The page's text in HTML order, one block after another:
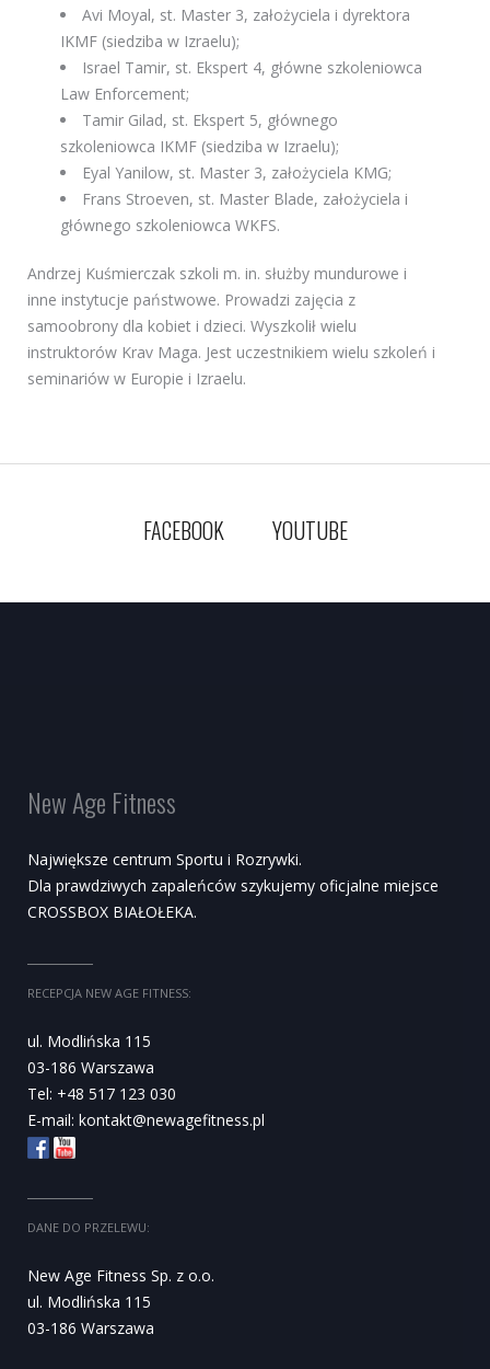
Avi Moyal, st. Master 3, założyciela i dyrektora
IKMF (siedziba w Izraelu);
Israel Tamir, st. Ekspert 4, główne szkoleniowca
Law Enforcement;
Tamir Gilad, st. Ekspert 5, głównego
szkoleniowca IKMF (siedziba w Izraelu);
Eyal Yanilow, st. Master 3, założyciela KMG;
Frans Stroeven, st. Master Blade, założyciela i
głównego szkoleniowca WKFS.
Andrzej Kuśmierczak szkoli m. in. służby mundurowe i
inne instytucje państwowe. Prowadzi zajęcia z
samoobrony dla kobiet i dzieci. Wyszkolił wielu
instruktorów Krav Maga. Jest uczestnikiem wielu szkoleń i
seminariów w Europie i Izraelu.
FACEBOOK YOUTUBE
New Age Fitness
Największe centrum Sportu i Rozrywki.
Dla prawdziwych zapaleńców szykujemy oficjalne miejsce
CROSSBOX BIAŁOŁEKA.
RECEPCJA NEW AGE FITNESS:
ul. Modlińska 115
03-186 Warszawa
Tel: +48 517 123 030
E-mail: kontakt@newagefitness.pl
DANE DO PRZELEWU:
New Age Fitness Sp. z o.o.
ul. Modlińska 115
03-186 Warszawa